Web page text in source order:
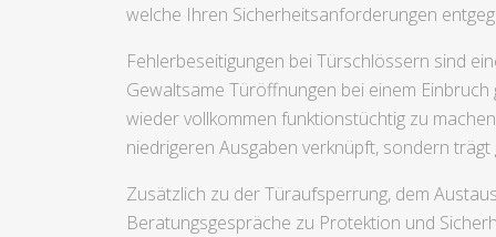
welche Ihren Sicherheitsanforderungen
Fehlerbeseitigungen bei Türschlössern sind
Gewaltsame Türöffnungen bei einem
wieder vollkommen funktionstüchtig zu
niedrigeren Ausgaben verknüpft, sondern
Zusätzlich zu der Türaufsperrung, dem
Beratungsgespräche zu Protektion und